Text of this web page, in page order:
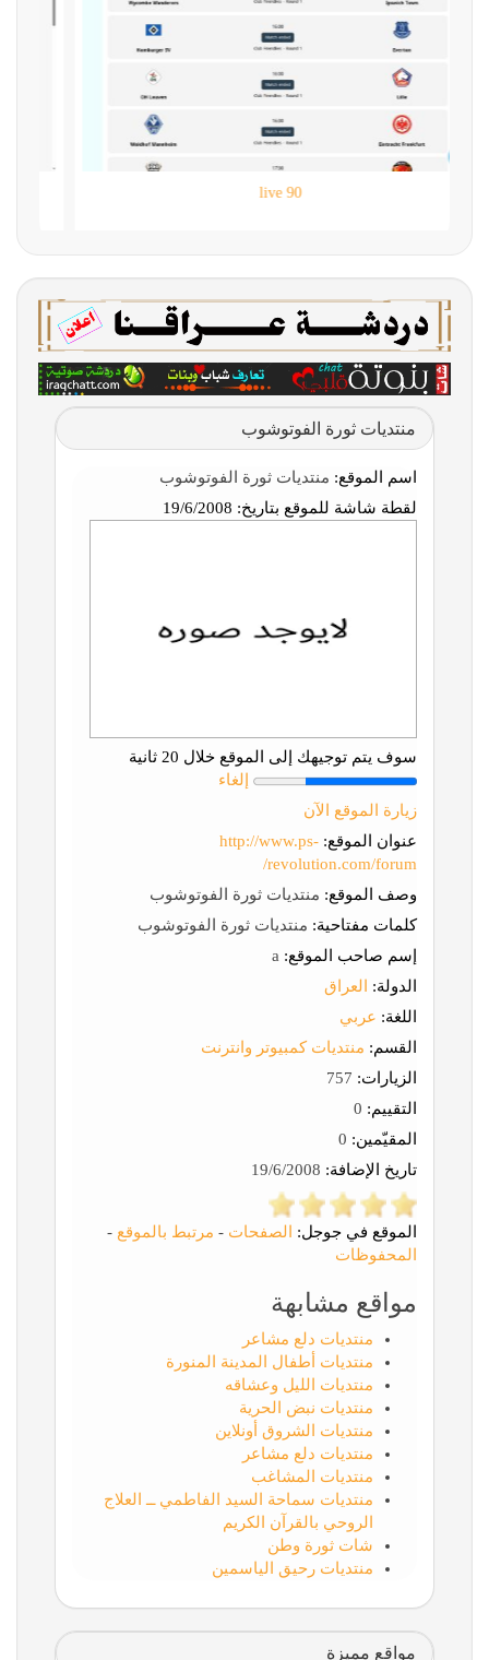
90 live
منتديات ثورة الفوتوشوب
اسم الموقع: منتديات ثورة الفوتوشوب
لقطة شاشة للموقع بتاريخ:
سوف يتم توجيهك إلى الموقع خلال 20 ثانية
إلغاء
زيارة الموقع الآن
عنوان الموقع: http://www.ps-
revolution.com/forum/
وصف الموقع: منتديات ثورة الفوتوشوب
كلمات مفتاحية: منتديات ثورة الفوتوشوب
إسم صاحب الموقع:
الدولة:
العراق
اللغة: عربي
القسم: منتديات كمبيوتر وانترنت
الزيارات:
التقييم:
المقيّمين:
تاريخ الإضافة:
الموقع في جوجل: الصفحات - مرتبط بالموقع -
المحفوظات
مواقع مشابهة
منتديات دلع مشاعر
منتديات أطفال المدينة المنورة
منتديات الليل وعشاقه
منتديات نبض الحرية
منتديات الشروق أونلاين
منتديات دلع مشاعر
منتديات المشاغب
منتديات سماحة السيد الفاطمي ــ العلاج
الروحي بالقرآن الكريم
شات ثورة وطن
منتديات رحيق الياسمين
مواقع مميزة